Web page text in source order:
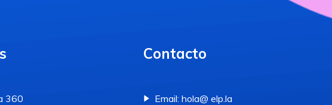
360
Contacto
Email: hola@ elp.la